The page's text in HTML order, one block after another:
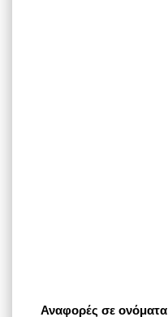
Αναφορές σε ονόματα